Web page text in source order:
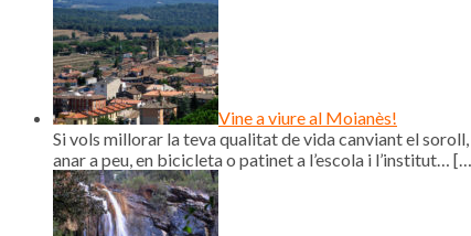
Vine a viure al Moianès!
Si vols millorar la teva qualitat de vida canviant el
anar a peu, en bicicleta o patinet a l’escola i l’institut…